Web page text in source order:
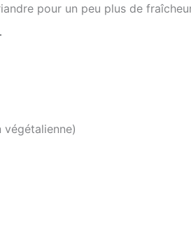
pour un peu plus de